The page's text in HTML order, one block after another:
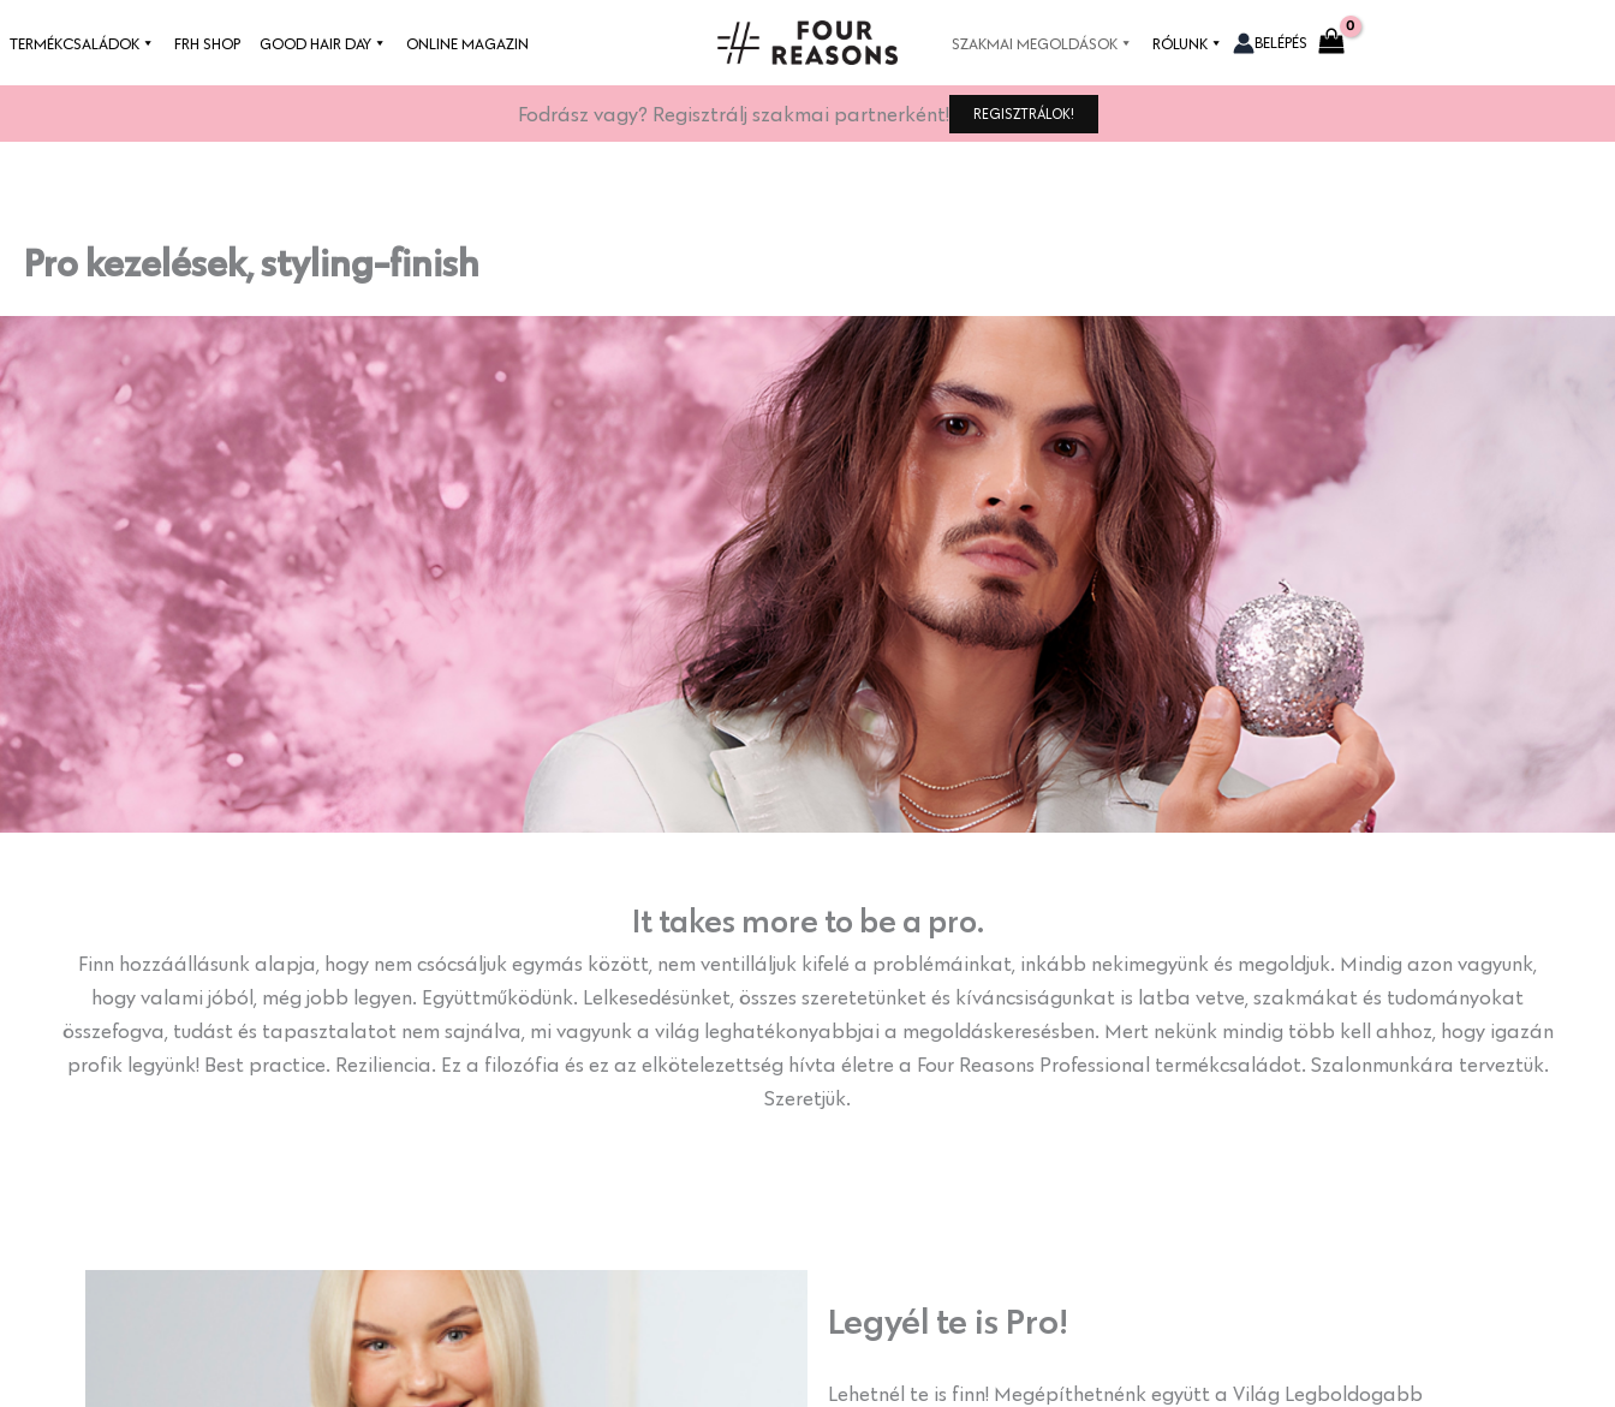
to
content
TERMÉKCSALÁDOK FRH SHOP GOOD HAIR DAY ONLINE MAGAZIN SZAKMAI MEGOLDÁSOK RÓLUNK BELÉPÉS
Szakmai megrendelésed másnap a szalonodba érkezhet.
Pro kezelések, styling-finish
It takes more to be a pro.
Finn hozzáállásunk alapja, hogy nem csócsáljuk egymás között, nem ventilláljuk kifelé a problémáinkat, inkább nekimegyünk és megoldjuk. Mindig azon vagyunk,
hogy valami jóból, még jobb legyen. Együttműködünk. Lelkesedésünket, összes szeretetünket és kíváncsiságunkat is latba vetve, szakmákat és tudományokat
összefogva, tudást és tapasztalatot nem sajnálva, mi vagyunk a világ leghatékonyabbjai a megoldáskeresésben. Mert nekünk mindig több kell ahhoz, hogy igazán
profik legyünk! Best practice. Reziliencia. Ez a filozófia és ez az elkötelezettség hívta életre a Four Reasons Professional termékcsaládot. Szalonmunkára terveztük.
Szeretjük.
Legyél te is Pro!
Lehetnél te is finn! Megépíthetnénk együtt a Világ Legboldogabb